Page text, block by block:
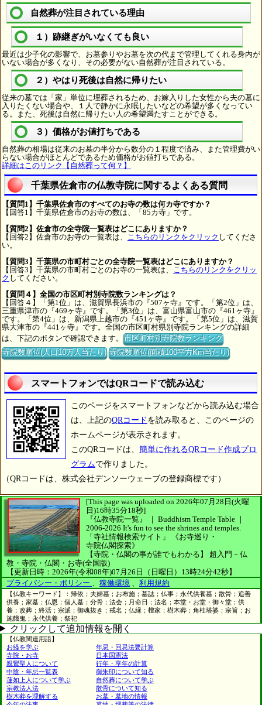
自然葬が注目されている理由
１）跡継ぎがいなくても良い
最近は少子化の影響で、お墓参りやお墓を次の代まで管理してくれる身内が
いない場合が多くなり、その必要がない自然葬が注目されている。
２）やはり死後は自然に帰りたい
従来の墓では「家」単位に埋葬されるため、お嫁入りした女性から夫の墓に
入りたくない場合や、１人で静かに永眠したいなどの希望が多くなってい
る。また、死後は自然に帰りたい人の希望満たすことができる。
３）価格がお値打ちである
自然葬の相場は従来のお墓の半分から数分の１程度で済み、また管理費がい
らない場合がほとんどであるため価格がお値打ちである。
詳細はこのリンク【自然葬って何？】
千葉県佐倉市の仏教寺院に関するよくある質問
【質問1】千葉県佐倉市のすべてのお寺の数は何カ寺ですか？
【回答1】千葉県佐倉市のお寺の数は、「85カ寺」です。
【質問2】佐倉市の全寺院一覧表はどこにありますか？
【回答2】佐倉市のお寺の一覧表は、
こちらのリンクをクリック してくださ
い。
【質問3】千葉県の市町村ごとの全寺院一覧表はどこにありますか？
【回答3】千葉県の市町村ごとのお寺の一覧表は、
こちらのリンクをクリッ
ク してください。
【質問４】全国の市区町村別寺院数ランキングは？
【回答４】「第1位」は、滋賀県長浜市の『507ヶ寺』です。「第2位」は、
三重県津市の『469ヶ寺』です。「第3位」は、富山県富山市の『461ヶ寺』
です。「第4位」は、新潟県上越市の『451ヶ寺』です。「第5位」は、滋賀
県大津市の『441ヶ寺』です。全国の市区町村県別寺院ランキングの詳細
は、下記のボタンで確認できます。市区町村別寺院数ランキング
寺院数順位(人口10万人当たり) 寺院数順位(面積100平方Km当たり)
スマートフォンではQRコードで読み込む
このページをスマートフォンなどから読み込む場合
は、上記のQRコード を読み取ると、このページの
ホームページが表示されます。
このQRコードは、 簡単に作れるQRコード作成プロ
グラムで作りました。
（QRコードは、株式会社デンソーウェーブの登録商標です）
[This page was uploaded on 2026年07月28日(火曜
日)16時35分18秒]
『仏教寺院一覧』 ｜ Buddhism Temple Table ｜
2006-2026 It's fun to see the shrines and temples.
「寺社情報検索サイト」
《お寺巡り・
寺院仏閣探索》
【寺院・仏閣の事が誰でもわかる】
超入門－仏
教・寺院・仏閣・お寺(全国版)
【更新日時：2026年(令和08年)07月26日（日曜日）13時24分42秒】
プライバシー・ポリシー
稼働環境 利用規約
【仏教キーワード】：帰依；夫婦墓；お布施；墓誌；仏事；永代供養墓；散骨；追善
供養；家墓；仏恩；個人墓；分骨；法会；月命日；法名；本堂・お堂・御々堂；供
養；改葬；終活；宗派；御魂抜き；戒名；仏縁；檀家；樹木葬；角柱塔婆；宗旨；お
施餓鬼；永代供養；祭祀
クリックして追加情報を開く
【仏教関連用語】
お経を学ぶ
年忌・回忌法要計算
寺院・お寺
日本国憲法
親鸞聖人について
行年・享年の計算
中陰・年忌一覧表
御朱印について知る
蓮如上人について学ぶ
自然葬について学ぶ
宗教法人法
散骨について知る
樹木葬を理解する
お墓・墓地の情報